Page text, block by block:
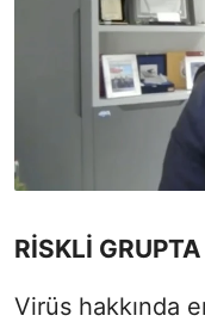
RİSKLİ
Virüs hakkında